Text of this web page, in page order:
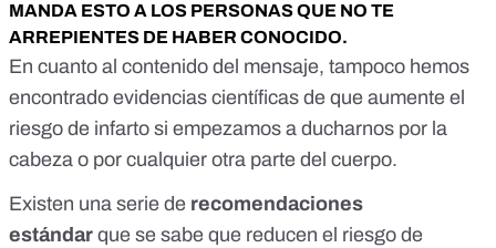
MANDA ESTO A LOS PERSONAS QUE NO TE
ARREPIENTES DE HABER CONOCIDO.
En cuanto al contenido del mensaje, tampoco hemos
encontrado evidencias científicas de que aumente el
riesgo de infarto si empezamos a ducharnos por la
cabeza o por cualquier otra parte del cuerpo.
Existen una serie de recomendaciones
estándar que se sabe que reducen el riesgo de